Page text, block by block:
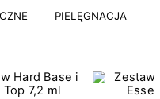
PIELĘGNACJA